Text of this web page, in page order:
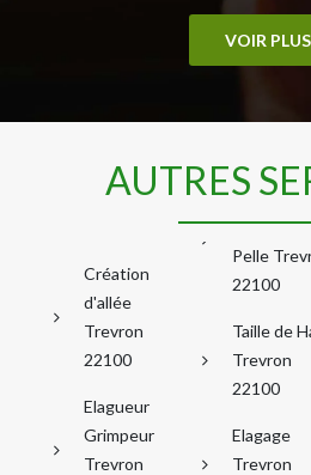
VOIR PLUS
AUTRES
Création
d'allée
Trevron
22100
Elagueur
Grimpeur
Trevron
Pelle
22100
Taille de
Trevron
22100
Elagage
Trevron